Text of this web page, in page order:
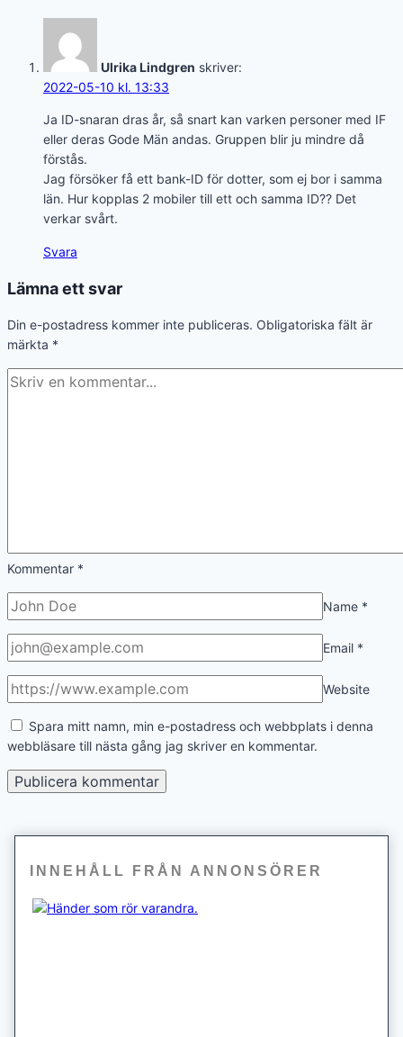
Ulrika Lindgren skriver:
2022-05-10 kl. 13:33
Ja ID-snaran dras år, så snart kan varken personer med IF
eller deras Gode Män andas. Gruppen blir ju mindre då
förstås.
Jag försöker få ett bank-ID för dotter, som ej bor i samma
län. Hur kopplas 2 mobiler till ett och samma ID?? Det
verkar svårt.
Svara
Lämna ett svar
Din e-postadress kommer inte publiceras. Obligatoriska fält är
märkta *
Kommentar *
Name *
Email *
Website
Spara mitt namn, min e-postadress och webbplats i denna
webbläsare till nästa gång jag skriver en kommentar.
INNEHÅLL FRÅN ANNONSÖRER